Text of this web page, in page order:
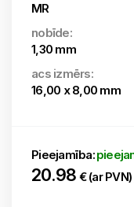
MR
nobīde:
1,30 mm
acs izmērs:
16,00 x 8,00 mm
Pieejamība:
20.98 € (ar